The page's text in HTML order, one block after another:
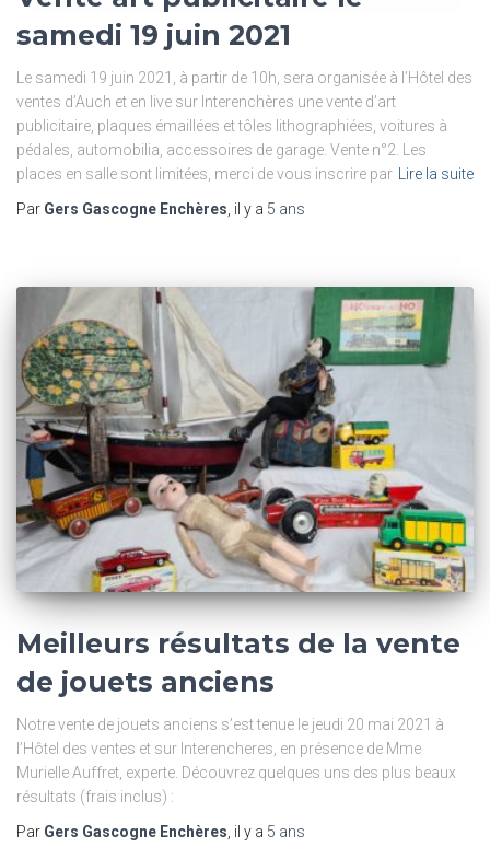
samedi 19 juin 2021
Le samedi 19 juin 2021, à partir de 10h, sera organisée à l’Hôtel des
ventes d’Auch et en live sur Interenchères une vente d’art
publicitaire, plaques émaillées et tôles lithographiées, voitures à
pédales, automobilia, accessoires de garage. Vente n°2. Les
places en salle sont limitées, merci de vous inscrire par
Lire la suite
Par Gers Gascogne Enchères , il y a 5 ans
Meilleurs résultats de la vente
de jouets anciens
Notre vente de jouets anciens s’est tenue le jeudi 20 mai 2021 à
l’Hôtel des ventes et sur Interencheres, en présence de Mme
Murielle Auffret, experte. Découvrez quelques uns des plus beaux
résultats (frais inclus) :
Par Gers Gascogne Enchères , il y a 5 ans